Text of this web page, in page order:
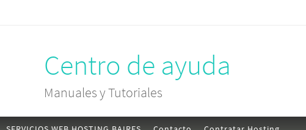
Centro de ayuda
Manuales y Tutoriales